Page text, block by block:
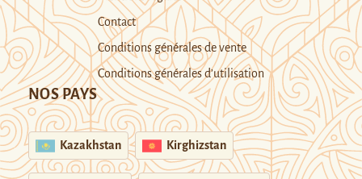
Contact
Conditions générales de vente
Conditions générales d’utilisation
NOS PAYS
Kazakhstan Kirghizstan